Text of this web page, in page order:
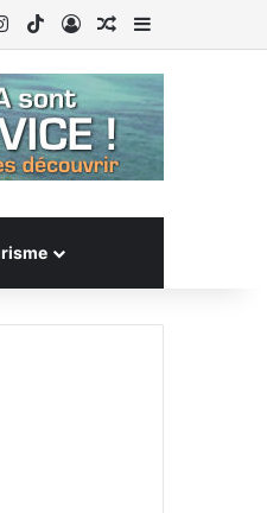
Instagram
TikTokConnexion
Article Aléatoire
Sidebar